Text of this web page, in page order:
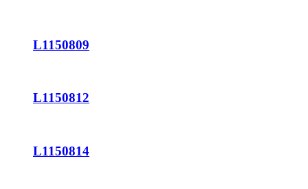
L1150809
L1150812
L1150814